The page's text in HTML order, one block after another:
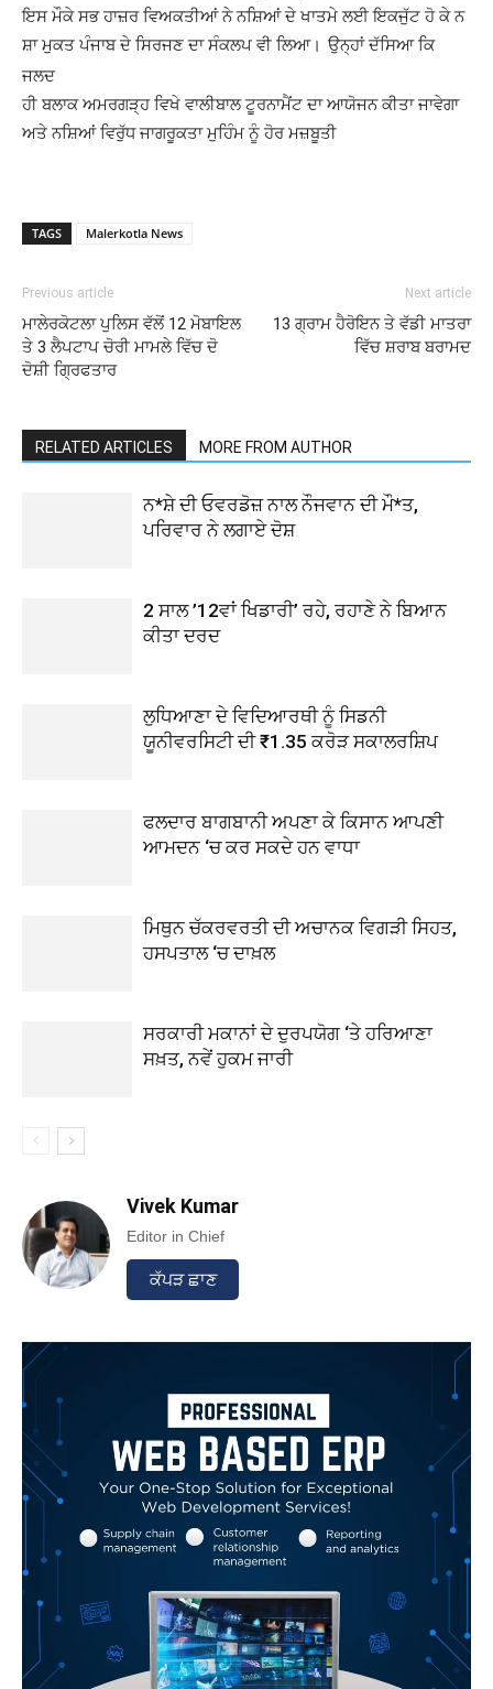
ਇਸ ਮੌਕੇ ਸਭ ਹਾਜ਼ਰ ਵਿਅਕਤੀਆਂ ਨੇ ਨਸ਼ਿਆਂ ਦੇ ਖਾਤਮੇ ਲਈ ਇਕਜੁੱਟ ਹੋ ਕੇ ਨ
ਸ਼ਾ ਮੁਕਤ ਪੰਜਾਬ ਦੇ ਸਿਰਜਣ ਦਾ ਸੰਕਲਪ ਵੀ ਲਿਆ। ਉਨ੍ਹਾਂ ਦੱਸਿਆ ਕਿ
ਜਲਦ
ਹੀ ਬਲਾਕ ਅਮਰਗੜ੍ਹ ਵਿਖੇ ਵਾਲੀਬਾਲ ਟੂਰਨਾਮੈਂਟ ਦਾ ਆਯੋਜਨ ਕੀਤਾ ਜਾਵੇਗਾ
ਅਤੇ ਨਸ਼ਿਆਂ ਵਿਰੁੱਧ ਜਾਗਰੂਕਤਾ ਮੁਹਿੰਮ ਨੂੰ ਹੋਰ ਮਜ਼ਬੂਤੀ
TAGS Malerkotla News
Previous article
ਮਾਲੇਰਕੋਟਲਾ ਪੁਲਿਸ ਵੱਲੋਂ 12 ਮੋਬਾਇਲ
ਤੇ 3 ਲੈਪਟਾਪ ਚੋਰੀ ਮਾਮਲੇ ਵਿੱਚ ਦੋ
ਦੋਸ਼ੀ ਗ੍ਰਿਫਤਾਰ
Next article
13 ਗ੍ਰਾਮ ਹੈਰੋਇਨ ਤੇ ਵੱਡੀ ਮਾਤਰਾ
ਵਿੱਚ ਸ਼ਰਾਬ ਬਰਾਮਦ
RELATED ARTICLES MORE FROM AUTHOR
ਨ*ਸ਼ੇ ਦੀ ਓਵਰਡੋਜ਼ ਨਾਲ ਨੌਜਵਾਨ ਦੀ ਮੌ*ਤ,
ਪਰਿਵਾਰ ਨੇ ਲਗਾਏ ਦੋਸ਼
2 ਸਾਲ ’12ਵਾਂ ਖਿਡਾਰੀ’ ਰਹੇ, ਰਹਾਣੇ ਨੇ ਬਿਆਨ
ਕੀਤਾ ਦਰਦ
ਲੁਧਿਆਣਾ ਦੇ ਵਿਦਿਆਰਥੀ ਨੂੰ ਸਿਡਨੀ
ਯੂਨੀਵਰਸਿਟੀ ਦੀ ₹1.35 ਕਰੋੜ ਸਕਾਲਰਸ਼ਿਪ
ਫਲਦਾਰ ਬਾਗਬਾਨੀ ਅਪਣਾ ਕੇ ਕਿਸਾਨ ਆਪਣੀ
ਆਮਦਨ ‘ਚ ਕਰ ਸਕਦੇ ਹਨ ਵਾਧਾ
ਮਿਥੁਨ ਚੱਕਰਵਰਤੀ ਦੀ ਅਚਾਨਕ ਵਿਗੜੀ ਸਿਹਤ,
ਹਸਪਤਾਲ ‘ਚ ਦਾਖ਼ਲ
ਸਰਕਾਰੀ ਮਕਾਨਾਂ ਦੇ ਦੁਰਪਯੋਗ ‘ਤੇ ਹਰਿਆਣਾ
ਸਖ਼ਤ, ਨਵੇਂ ਹੁਕਮ ਜਾਰੀ
Vivek Kumar
Editor in Chief
ਕੱਪੜ ਛਾਣ